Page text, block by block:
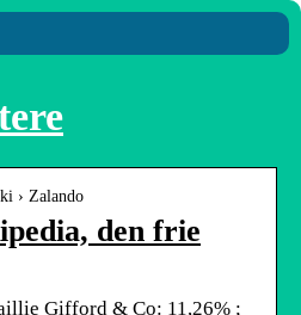
› Zalando
den frie
Gifford & Co: 11,26% ;